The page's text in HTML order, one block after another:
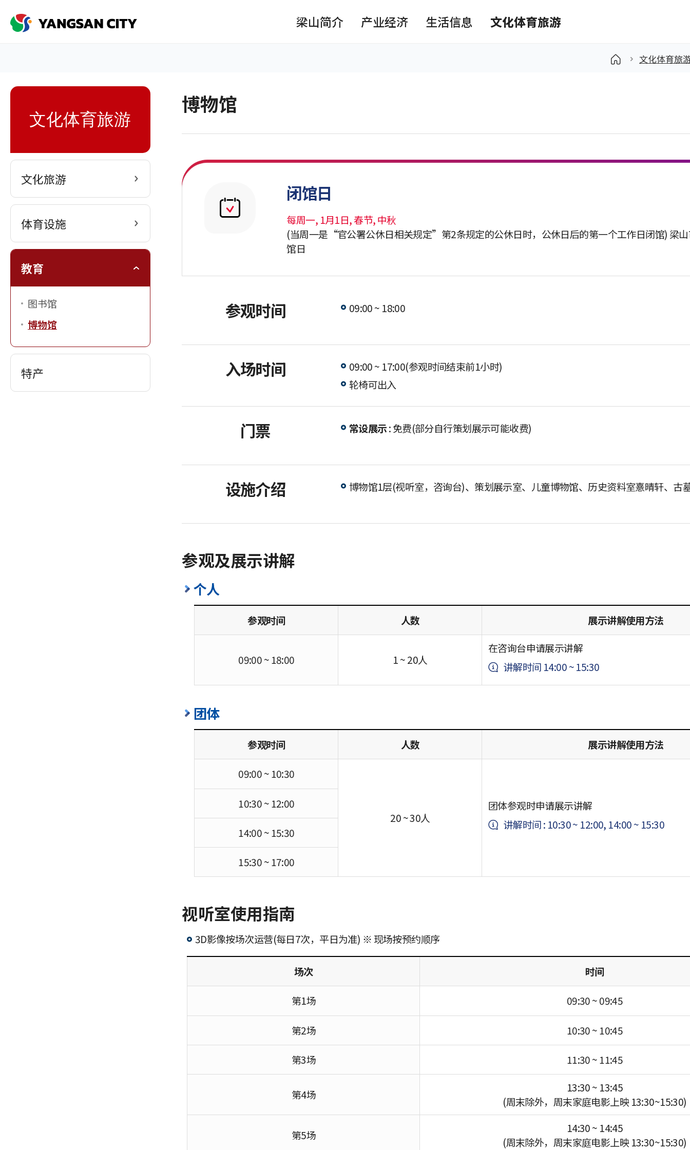
梁山简介 产业经济 生活信息 文化体育旅游
文化体育旅游
文化旅游
体育设施
教育
图书馆
博物馆
特产
博物馆
文化体育旅
sns 공유 리스트 열기
본문 인쇄
闭馆日
每周一, 1月1日, 春节, 中秋
(当周一是“官公署公休日相关规定”第2条规定的公休日时，公休日后的第一个工作日闭馆) 梁
馆日
参观时间 09:00 ~ 18:00
入场时间
09:00 ~ 17:00(参观时间结束前1小时)
轮椅可出入
门票 常设展示: 免费(部分自行策划展示可能收费)
设施介绍 博物馆1层(视听室，咨询台)、策划展示室、儿童博物馆、历史资料室憙晴轩、古
参观及展示讲解
个人
展
讲
解
人)
参观时间 人数 展示讲解使用方法
09:00 ~ 18:00 1 ~ 20人
在咨询台申请展示讲解
讲解时间 14:00 ~ 15:30
团体
示
解
体)
参观时间 人数 展示讲解使用方法
09:00 ~ 10:30
20 ~ 30人
团体参观时申请展示讲解
讲解时间 : 10:30 ~ 12:00, 14:00 ~ 15:30
10:30 ~ 12:00
14:00 ~ 15:30
15:30 ~ 17:00
视听室使用指南
3D影像按场次运营(每日7次，平日为准) ※ 现场按预约顺序
南
场次 时间
第1场 09:30 ~ 09:45
第2场 10:30 ~ 10:45
第3场 11:30 ~ 11:45
第4场
13:30 ~ 13:45
(周末除外，周末家庭电影上映 13:30~15:30)
第5场
14:30 ~ 14:45
(周末除外，周末家庭电影上映 13:30~15:30)